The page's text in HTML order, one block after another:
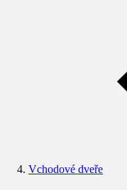
Vchodové dveře